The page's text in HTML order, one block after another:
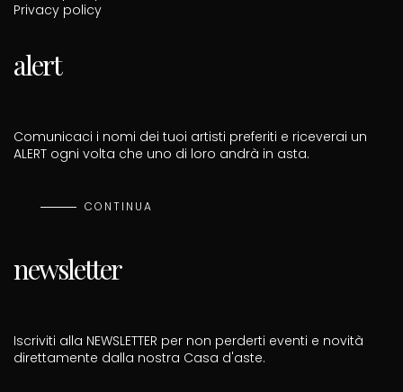
Privacy policy
alert
Comunicaci i nomi dei tuoi artisti preferiti e riceverai un
ALERT ogni volta che uno di loro andrà in asta.
CONTINUA
newsletter
Iscriviti alla NEWSLETTER per non perderti eventi e novità
direttamente dalla nostra Casa d'aste.